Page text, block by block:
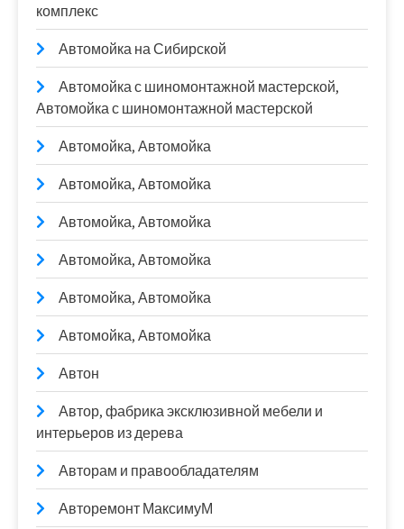
комплекс
Автомойка на Сибирской
Автомойка с шиномонтажной мастерской,
Автомойка с шиномонтажной мастерской
Автомойка, Автомойка
Автомойка, Автомойка
Автомойка, Автомойка
Автомойка, Автомойка
Автомойка, Автомойка
Автомойка, Автомойка
Автон
Автор, фабрика эксклюзивной мебели и
интерьеров из дерева
Авторам и правообладателям
Авторемонт МаксимуМ